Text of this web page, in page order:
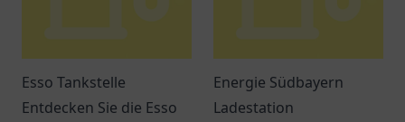
Esso Tankstelle
Entdecken Sie die Esso
Energie Südbayern
Ladestation